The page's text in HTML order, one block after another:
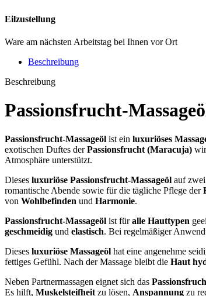
Eilzustellung
Ware am nächsten Arbeitstag bei Ihnen vor Ort
Beschreibung
Beschreibung
Passionsfrucht-
Passionsfrucht-Massageöl ist ein luxuriöses
exotischen Duftes derPassionsfrucht (Maracuja)
Atmosphäre unterstützt.
Dieses luxuriöse Passionsfrucht-Massageöl auf
romantische Abende sowie für die tägliche Pflege der
von Wohlbefinden und Harmonie.
Passionsfrucht-Massageöl ist füralle Hauttypen
geschmeidig und elastisch. Bei regelmäßiger
Dieses luxuriöse Massageöl hat eine angenehme
fettiges Gefühl. Nach der Massage bleibt die Haut
Neben Partnermassagen eignet sich das
Es hilft, Muskelsteifheit zu lösen, Anspannung zu